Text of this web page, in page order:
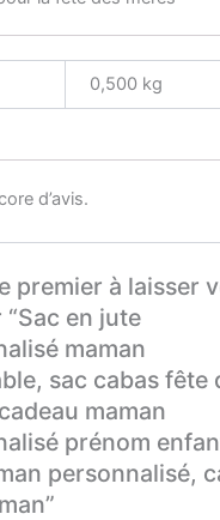
0,500 kg
d’avis.
premier à laisser
“Sac en jute
maman
sac cabas fête
maman
prénom
personnalisé,